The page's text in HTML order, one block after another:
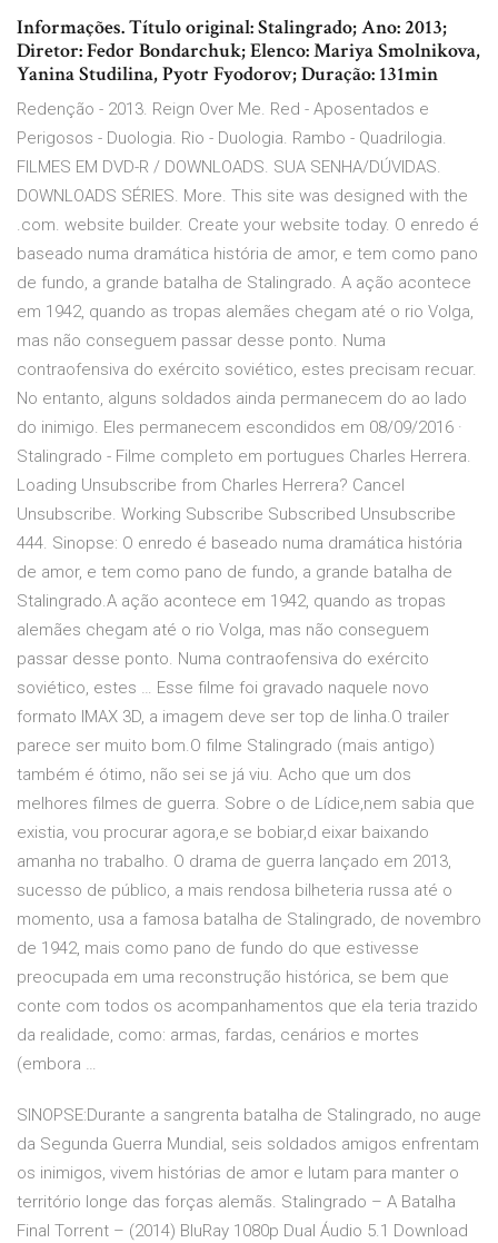
Informações. Título original: Stalingrado; Ano: 2013;
Diretor: Fedor Bondarchuk; Elenco: Mariya Smolnikova,
Yanina Studilina, Pyotr Fyodorov; Duração: 131min
Redenção - 2013. Reign Over Me. Red - Aposentados e
Perigosos - Duologia. Rio - Duologia. Rambo - Quadrilogia.
FILMES EM DVD-R / DOWNLOADS. SUA SENHA/DÚVIDAS.
DOWNLOADS SÉRIES. More. This site was designed with the
.com. website builder. Create your website today. O enredo é
baseado numa dramática história de amor, e tem como pano
de fundo, a grande batalha de Stalingrado. A ação acontece
em 1942, quando as tropas alemães chegam até o rio Volga,
mas não conseguem passar desse ponto. Numa
contraofensiva do exército soviético, estes precisam recuar.
No entanto, alguns soldados ainda permanecem do ao lado
do inimigo. Eles permanecem escondidos em 08/09/2016 ·
Stalingrado - Filme completo em portugues Charles Herrera.
Loading Unsubscribe from Charles Herrera? Cancel
Unsubscribe. Working Subscribe Subscribed Unsubscribe
444. Sinopse: O enredo é baseado numa dramática história
de amor, e tem como pano de fundo, a grande batalha de
Stalingrado.A ação acontece em 1942, quando as tropas
alemães chegam até o rio Volga, mas não conseguem
passar desse ponto. Numa contraofensiva do exército
soviético, estes … Esse filme foi gravado naquele novo
formato IMAX 3D, a imagem deve ser top de linha.O trailer
parece ser muito bom.O filme Stalingrado (mais antigo)
também é ótimo, não sei se já viu. Acho que um dos
melhores filmes de guerra. Sobre o de Lídice,nem sabia que
existia, vou procurar agora,e se bobiar,d eixar baixando
amanha no trabalho. O drama de guerra lançado em 2013,
sucesso de público, a mais rendosa bilheteria russa até o
momento, usa a famosa batalha de Stalingrado, de novembro
de 1942, mais como pano de fundo do que estivesse
preocupada em uma reconstrução histórica, se bem que
conte com todos os acompanhamentos que ela teria trazido
da realidade, como: armas, fardas, cenários e mortes
(embora …
SINOPSE:Durante a sangrenta batalha de Stalingrado, no auge
da Segunda Guerra Mundial, seis soldados amigos enfrentam
os inimigos, vivem histórias de amor e lutam para manter o
território longe das forças alemãs. Stalingrado – A Batalha
Final Torrent – (2014) BluRay 1080p Dual Áudio 5.1 Download